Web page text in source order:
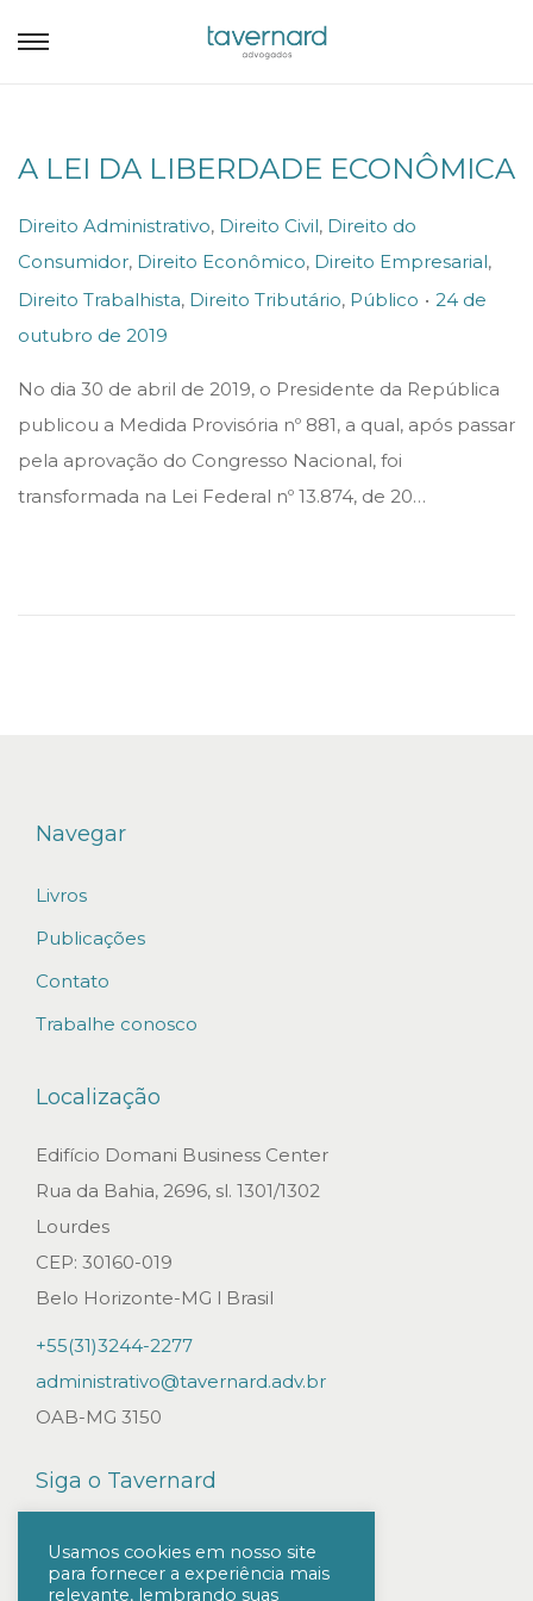
A LEI DA LIBERDADE ECONÔMICA
P
o
s
t
d
n
Direito Administrativo, Direito Civil, Direito do
Consumidor, Direito Econômico, Direito Empresarial,
Direito Trabalhista, Direito Tributário, Público . P
t
e
24 de
outubro de 2019
No dia 30 de abril de 2019, o Presidente da República
publicou a Medida Provisória nº 881, a qual, após passar
pela aprovação do Congresso Nacional, foi
transformada na Lei Federal nº 13.874, de 20…
Navegar
Livros
Publicações
Contato
Trabalhe conosco
Localização
Edifício Domani Business Center
Rua da Bahia, 2696, sl. 1301/1302
Lourdes
CEP: 30160-019
Belo Horizonte-MG l Brasil
+55(31)3244-2277
administrativo@tavernard.adv.br
OAB-MG 3150
Siga o Tavernard
Usamos cookies em nosso site
para fornecer a experiência mais
relevante, lembrando suas